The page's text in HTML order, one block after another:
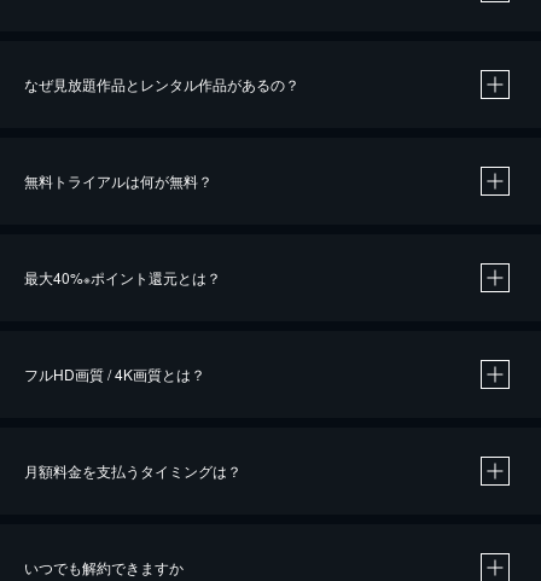
なぜ見放題作品とレンタル作品があるの？
無料トライアルは何が無料？
最大40%※ポイント還元とは？
※40％ポイント還元の対象は、クレジットカード決済による作品の購入 / レンタルです。
iOSアプリのUコイン決済による作品の購入 / レンタルは、20％のポイント還元です。
フルHD画質 / 4K画質とは？
月額料金を支払うタイミングは？
いつでも解約できますか